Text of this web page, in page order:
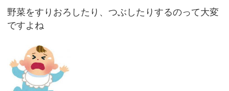
野菜をすりおろしたり、つぶしたりするのって大変
ですよね